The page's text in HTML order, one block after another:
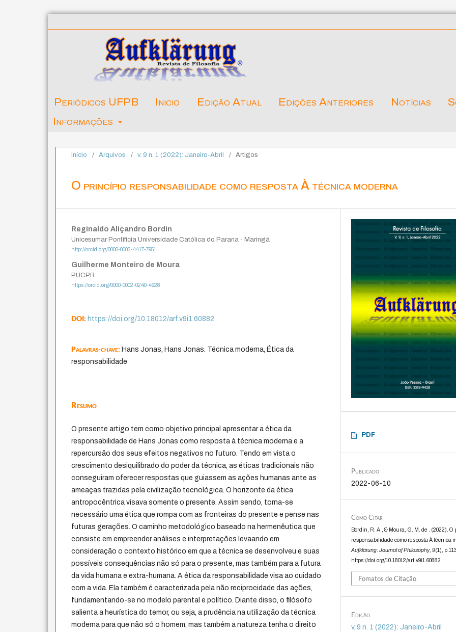
Periódicos UFPB Inicio Edição Atual Edições Anteriores Notícias
Informações
Início / Arquivos / v. 9 n. 1 (2022): Janeiro-Abril / Artigos
O princípio responsabilidade como resposta À técnica moderna
Reginaldo Aliçandro Bordin
Unicesumar Pontifícia Universidade Católica do Parana - Maringá
http://orcid.org/0000-0003-4417-7951
Guilherme Monteiro de Moura
PUCPR
https://orcid.org/0000-0002-0240-4928
DOI:https://doi.org/10.18012/arf.v9i1.60882
Palavras-chave:Hans Jonas, Hans Jonas. Técnica moderna, Ética da
responsabilidade
Resumo
O presente artigo tem como objetivo principal apresentar a ética da
responsabilidade de Hans Jonas como resposta à técnica moderna e a
repercursão dos seus efeitos negativos no futuro. Tendo em vista o
crescimento desiquilibrado do poder da técnica, as éticas tradicionais não
conseguiram oferecer respostas que guiassem as ações humanas ante as
ameaças trazidas pela civilização tecnológica. O horizonte da ética
antropocêntrica visava somente o presente. Assim sendo, torna-se
necessário uma ética que rompa com as fronteiras do presente e pense nas
futuras gerações. O caminho metodológico baseado na hermenêutica que
consiste em empreender análises e interpretações levaando em
consideração o contexto histórico em que a técnica se desenvolveu e suas
possíveis consequências não só para o presente, mas também para a futura
da vida humana e extra-humana. A ética da responsabilidade visa ao cuidado
com a vida. Ela também é caracterizada pela não reciprocidade das ações,
fundamentando-se no modelo parental e político. Diante disso, o filósofo
salienta a heurística do temor, ou seja, a prudência na utilização da técnica
moderna para que não só o homem, mas também a natureza tenha o direito
PDF
Publicado
2022-06-10
Como Citar
Bordin, R. A., & Moura, G. M. de . (2022). O
responsabilidade como resposta À técnica
Aufklärung: Journal of Philosophy,9(1),
https://doi.org/10.18012/arf.v9i1.60882
Fomatos de Citação
Edição
v. 9 n. 1 (2022): Janeiro-Abril